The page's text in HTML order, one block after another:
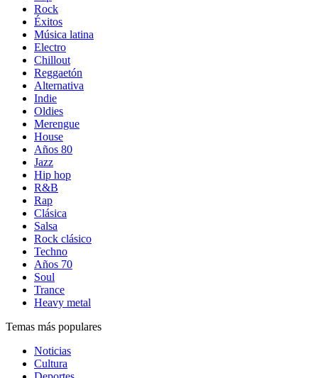
Rock
Éxitos
Música latina
Electro
Chillout
Reggaetón
Alternativa
Indie
Oldies
Merengue
House
Años 80
Jazz
Hip hop
R&B
Rap
Clásica
Salsa
Rock clásico
Techno
Años 70
Soul
Trance
Heavy metal
Temas más populares
Noticias
Cultura